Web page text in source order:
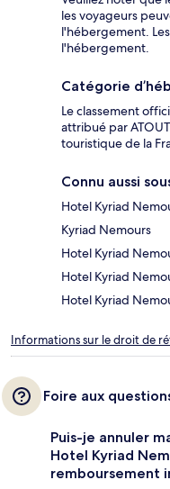
les voyageurs
l'hébergement.
l'hébergement.
Catégorie
Le classement
attribué par
touristique de la
Connu aussi
Hotel Kyriad
Kyriad Nemours
Hotel Kyriad
Hotel Kyriad
Hotel Kyriad
Informations sur le droit de
Foire aux
Puis-je annuler
Hotel Kyriad
remboursement